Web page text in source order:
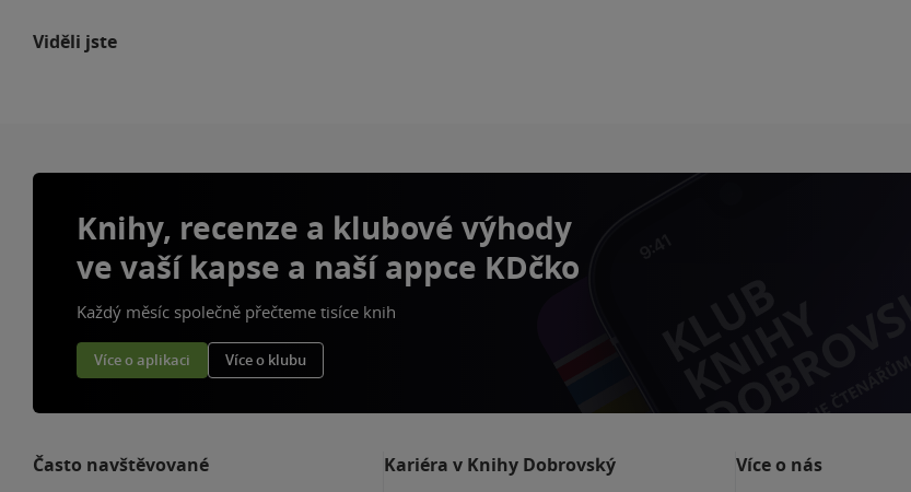
Viděli jste
Knihy, recenze a klubové výhody
ve vaší kapse a naší appce KDčko
Každý měsíc společně přečteme tisíce knih
Více o aplikaci Více o klubu
Často navštěvované Kariéra v Knihy Dobrovský Více o nás